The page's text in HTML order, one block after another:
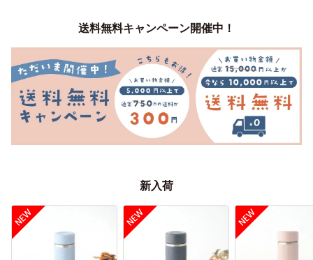
送料無料キャンペーン開催中！
新入荷